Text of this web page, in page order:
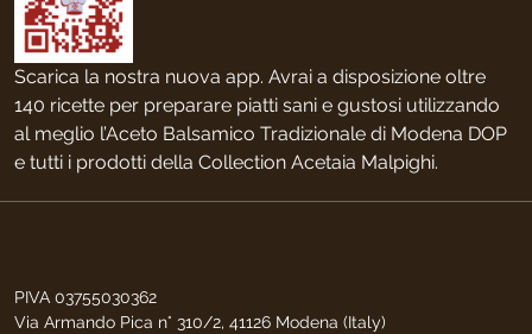
Scarica la nostra nuova app. Avrai a disposizione oltre
140 ricette per preparare piatti sani e gustosi utilizzando
al meglio l’Aceto Balsamico Tradizionale di Modena DOP
e tutti i prodotti della Collection Acetaia Malpighi.
PIVA 03755030362
Via Armando Pica n° 310/2, 41126 Modena (Italy)